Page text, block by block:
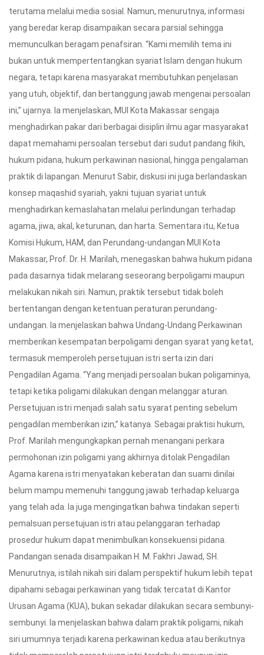
terutama melalui media sosial. Namun, menurutnya, informasi
yang beredar kerap disampaikan secara parsial sehingga
memunculkan beragam penafsiran. “Kami memilih tema ini
bukan untuk mempertentangkan syariat Islam dengan hukum
negara, tetapi karena masyarakat membutuhkan penjelasan
yang utuh, objektif, dan bertanggung jawab mengenai persoalan
ini,” ujarnya. Ia menjelaskan, MUI Kota Makassar sengaja
menghadirkan pakar dari berbagai disiplin ilmu agar masyarakat
dapat memahami persoalan tersebut dari sudut pandang fikih,
hukum pidana, hukum perkawinan nasional, hingga pengalaman
praktik di lapangan. Menurut Sabir, diskusi ini juga berlandaskan
konsep maqashid syariah, yakni tujuan syariat untuk
menghadirkan kemaslahatan melalui perlindungan terhadap
agama, jiwa, akal, keturunan, dan harta. Sementara itu, Ketua
Komisi Hukum, HAM, dan Perundang-undangan MUI Kota
Makassar, Prof. Dr. H. Marilah, menegaskan bahwa hukum pidana
pada dasarnya tidak melarang seseorang berpoligami maupun
melakukan nikah siri. Namun, praktik tersebut tidak boleh
bertentangan dengan ketentuan peraturan perundang-
undangan. Ia menjelaskan bahwa Undang-Undang Perkawinan
memberikan kesempatan berpoligami dengan syarat yang ketat,
termasuk memperoleh persetujuan istri serta izin dari
Pengadilan Agama. “Yang menjadi persoalan bukan poligaminya,
tetapi ketika poligami dilakukan dengan melanggar aturan.
Persetujuan istri menjadi salah satu syarat penting sebelum
pengadilan memberikan izin,” katanya. Sebagai praktisi hukum,
Prof. Marilah mengungkapkan pernah menangani perkara
permohonan izin poligami yang akhirnya ditolak Pengadilan
Agama karena istri menyatakan keberatan dan suami dinilai
belum mampu memenuhi tanggung jawab terhadap keluarga
yang telah ada. Ia juga mengingatkan bahwa tindakan seperti
pemalsuan persetujuan istri atau pelanggaran terhadap
prosedur hukum dapat menimbulkan konsekuensi pidana.
Pandangan senada disampaikan H. M. Fakhri Jawad, SH.
Menurutnya, istilah nikah siri dalam perspektif hukum lebih tepat
dipahami sebagai perkawinan yang tidak tercatat di Kantor
Urusan Agama (KUA), bukan sekadar dilakukan secara sembunyi-
sembunyi. Ia menjelaskan bahwa dalam praktik poligami, nikah
siri umumnya terjadi karena perkawinan kedua atau berikutnya